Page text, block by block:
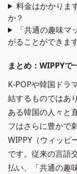
料金はかかりま
か？
「共通の趣味
がることができま
まとめ：WIPPYで
K-POPや韓国ドラ
結するものではあ
ある韓国の人々と
フはさらに豊かで
WIPPY（ウィッピ
です。従来の言語
払い、「共通の趣